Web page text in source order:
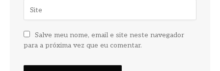
Salve meu nome, email e site neste navegador
para a próxima vez que eu comentar.